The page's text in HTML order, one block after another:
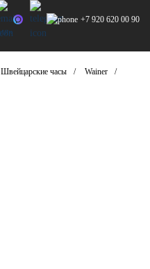
+7 920 620 00 90
Швейцарские часы
Wainer